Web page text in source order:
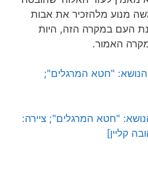
מנוע מלהזכיר את אבות
העם במקרה הזה, היות
למקרה האמור.
"חטא המרגלים"; ציירה:
קליין]